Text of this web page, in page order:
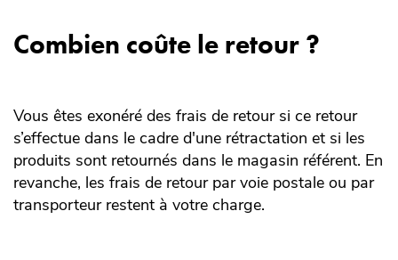
Combien coûte le retour ?
Vous êtes exonéré des frais de retour si ce retour
s’effectue dans le cadre d'une rétractation et si les
produits sont retournés dans le magasin référent. En
revanche, les frais de retour par voie postale ou par
transporteur restent à votre charge.